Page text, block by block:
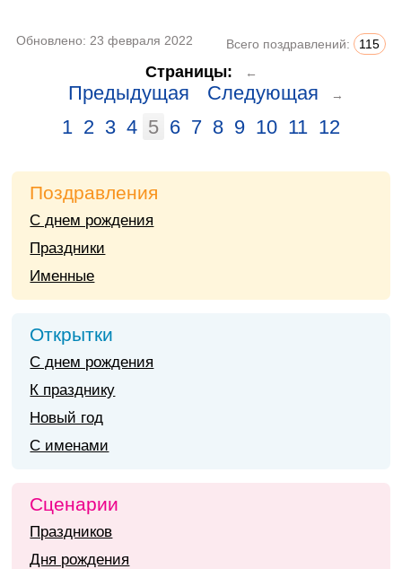
Обновлено: 23 февраля 2022 Всего поздравлений: 115
Страницы: ←
Предыдущая Следующая →
1 2 3 4 5 6 7 8 9 10 11 12
Поздравления
С днем рождения
Праздники
Именные
Открытки
С днем рождения
К празднику
Новый год
С именами
Сценарии
Праздников
Дня рождения